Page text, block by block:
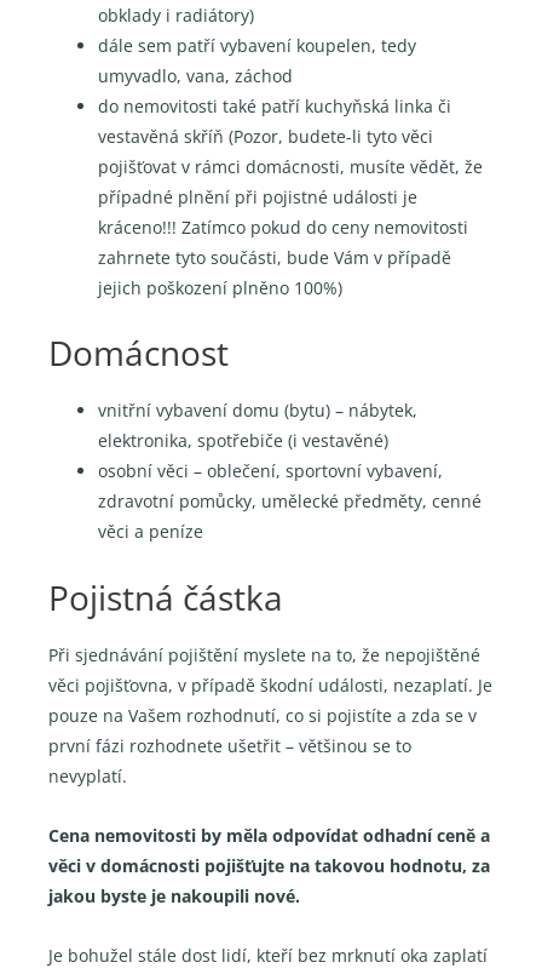
obklady i radiátory)
dále sem patří vybavení koupelen, tedy
umyvadlo, vana, záchod
do nemovitosti také patří kuchyňská linka či
vestavěná skříň (Pozor, budete-li tyto věci
pojišťovat v rámci domácnosti, musíte vědět, že
případné plnění při pojistné události je
kráceno!!! Zatímco pokud do ceny nemovitosti
zahrnete tyto součásti, bude Vám v případě
jejich poškození plněno 100%)
Domácnost
vnitřní vybavení domu (bytu) – nábytek,
elektronika, spotřebiče (i vestavěné)
osobní věci – oblečení, sportovní vybavení,
zdravotní pomůcky, umělecké předměty, cenné
věci a peníze
Pojistná částka
Při sjednávání pojištění myslete na to, že nepojištěné
věci pojišťovna, v případě škodní události, nezaplatí. Je
pouze na Vašem rozhodnutí, co si pojistíte a zda se v
první fázi rozhodnete ušetřit – většinou se to
nevyplatí.
Cena nemovitosti by měla odpovídat odhadní ceně a
věci v domácnosti pojišťujte na takovou hodnotu, za
jakou byste je nakoupili nové.
Je bohužel stále dost lidí, kteří bez mrknutí oka zaplatí